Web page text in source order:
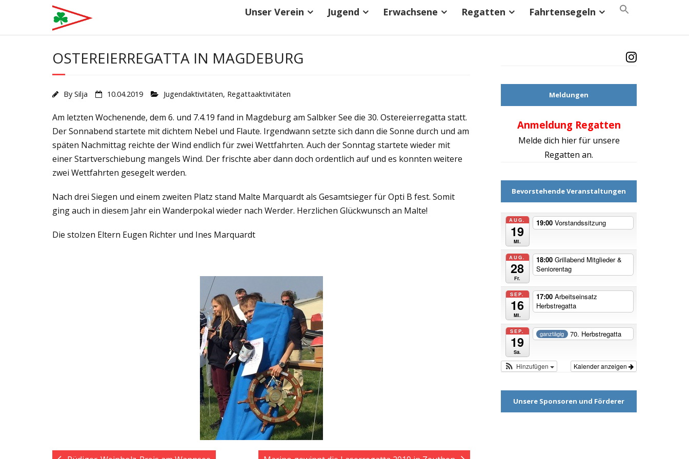
content
Unser Verein Jugend Erwachsene Regatten Fahrtensegeln
OSTEREIERREGATTA IN MAGDEBURG
By Silja 10.04.2019 Jugendaktivitäten, Regattaaktivitäten
Am letzten Wochenende, dem 6. und 7.4.19 fand in Magdeburg am Salbker See die 30. Ostereierregatta statt.
Der Sonnabend startete mit dichtem Nebel und Flaute. Irgendwann setzte sich dann die Sonne durch und am
späten Nachmittag reichte der Wind endlich für zwei Wettfahrten. Auch der Sonntag startete wieder mit
einer Startverschiebung mangels Wind. Der frischte aber dann doch ordentlich auf und es konnten weitere
zwei Wettfahrten gesegelt werden.
Nach drei Siegen und einem zweiten Platz stand Malte Marquardt als Gesamtsieger für Opti B fest. Somit
ging auch in diesem Jahr ein Wanderpokal wieder nach Werder. Herzlichen Glückwunsch an Malte!
Die stolzen Eltern Eugen Richter und Ines Marquardt
Meldungen
Anmeldung Regatten
Melde dich hier für unsere
Regatten an.
Bevorstehende Veranstaltungen
AUG.
19
Mi.
19:00 Vorstandssitzung
AUG.
28
Fr.
18:00 Grillabend Mitglieder &
Seniorentag
SEP.
16
Mi.
17:00 Arbeitseinsatz
Herbstregatta
SEP.
19
Sa.
ganztägig 70. Herbstregatta
Kalender anzeigen
Hinzufügen
Unsere Sponsoren und Förderer